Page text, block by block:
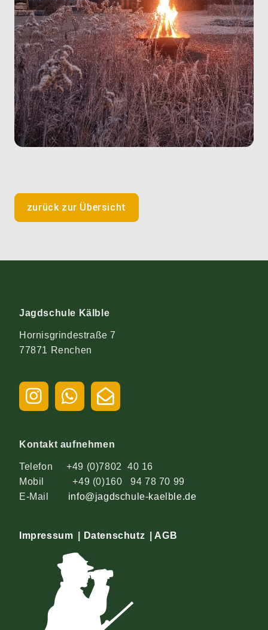
zurück zur Übersicht
Jagdschule Kälble
Hornisgrindestraße 7
77871 Renchen
Kontakt aufnehmen
Telefon +49 (0)7802 40 16
Mobil +49 (0)160 94 78 70 99
E-Mail info@jagdschule-kaelble.de
Impressum Datenschutz AGB